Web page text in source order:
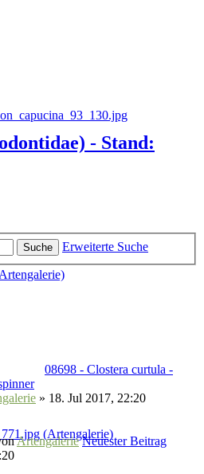
- Stand:
Suche
Erweiterte Suche
08698 - Clostera curtula -
» 18. Jul 2017, 22:20
Artengalerie Neuester Beitrag